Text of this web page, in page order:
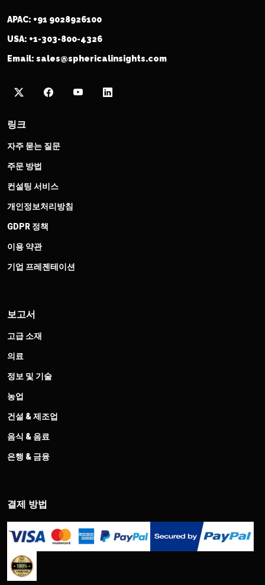
APAC: +91 9028926100
USA: +1-303-800-4326
Email: sales@sphericalinsights.com
링크
자주 묻는 질문
주문 방법
컨설팅 서비스
개인정보처리방침
GDPR 정책
이용 약관
기업 프레젠테이션
보고서
고급 소재
의료
정보 및 기술
농업
건설 & 제조업
음식 & 음료
은행 & 금융
결제 방법